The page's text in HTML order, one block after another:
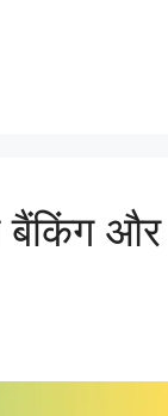
बैंकिंग और